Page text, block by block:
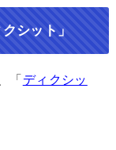
シット」
「 ディクシッ